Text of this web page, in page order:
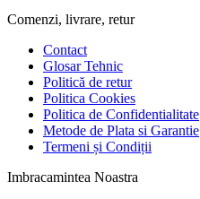
Comenzi, livrare, retur
Contact
Glosar Tehnic
Politică de retur
Politica Cookies
Politica de Confidentialitate
Metode de Plata si Garantie
Termeni și Condiții
Imbracamintea Noastra